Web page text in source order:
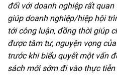
đối với doanh nghiệp rất
giúp doanh nghiệp/hiệp hội
tới công luận, đồng thời giúp
được tâm tư, nguyện vọng
trước khi biểu quyết một vấn
sách mới sớm đi vào thực tiễn